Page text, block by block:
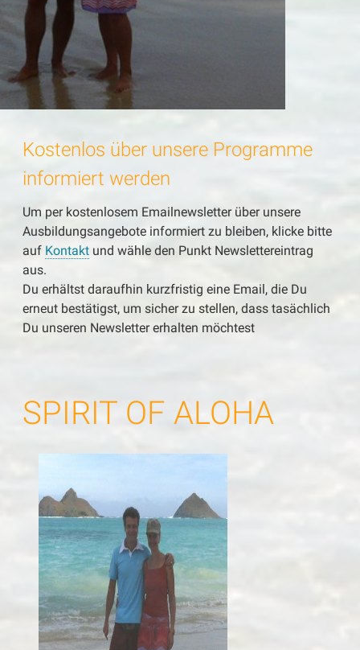
Kostenlos über unsere Programme
informiert werden
Um per kostenlosem Emailnewsletter über unsere
Ausbildungsangebote informiert zu bleiben, klicke bitte
auf Kontakt und wähle den Punkt Newslettereintrag
aus.
Du erhältst daraufhin kurzfristig eine Email, die Du
erneut bestätigst, um sicher zu stellen, dass tasächlich
Du unseren Newsletter erhalten möchtest
SPIRIT OF ALOHA